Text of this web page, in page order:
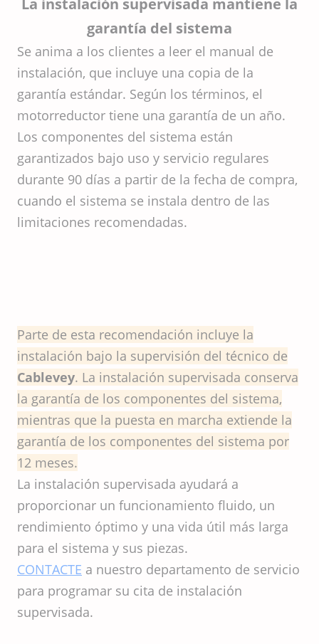
La instalación supervisada mantiene la
garantía del sistema
Se anima a los clientes a leer el manual de
instalación, que incluye una copia de la
garantía estándar. Según los términos, el
motorreductor tiene una garantía de un año.
Los componentes del sistema están
garantizados bajo uso y servicio regulares
durante 90 días a partir de la fecha de compra,
cuando el sistema se instala dentro de las
limitaciones recomendadas.
Parte de esta recomendación incluye la
instalación bajo la supervisión del técnico de
Cablevey. La instalación supervisada conserva
la garantía de los componentes del sistema,
mientras que la puesta en marcha extiende la
garantía de los componentes del sistema por
12 meses.
La instalación supervisada ayudará a
proporcionar un funcionamiento fluido, un
rendimiento óptimo y una vida útil más larga
para el sistema y sus piezas.
CONTACTE a nuestro departamento de servicio
para programar su cita de instalación
supervisada.